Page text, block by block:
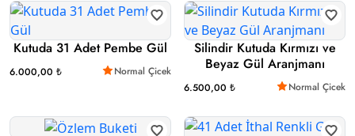
Kutuda 31 Adet Pembe Gül
6.000,00 ₺ Normal Çicek
Silindir Kutuda Kırmızı ve
Beyaz Gül Aranjmanı
6.500,00 ₺ Normal Çicek